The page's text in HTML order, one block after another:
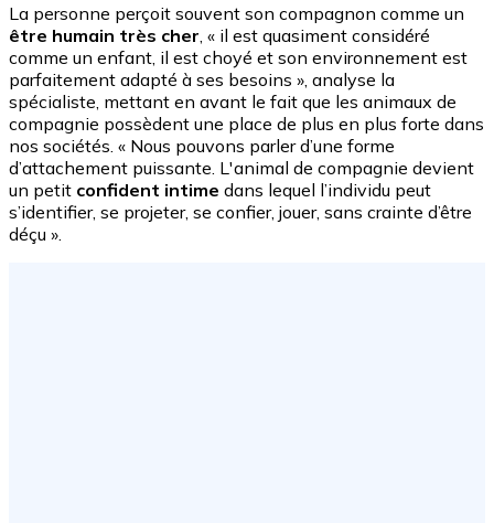
La personne perçoit souvent son compagnon comme un
être humain très cher , « il est quasiment considéré
comme un enfant, il est choyé et son environnement est
parfaitement adapté à ses besoins », analyse la
spécialiste, mettant en avant le fait que les animaux de
compagnie possèdent une place de plus en plus forte dans
nos sociétés. « Nous pouvons parler d’une forme
d’attachement puissante. L'animal de compagnie devient
un petit confident intime dans lequel l’individu peut
s’identifier, se projeter, se confier, jouer, sans crainte d’être
déçu ».